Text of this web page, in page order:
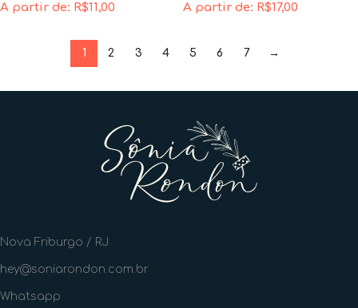
A partir de: R$11,00 A partir de: R$17,00
1 2 3 4 5 6 7 →
Nova Friburgo / RJ
hey@soniarondon.com.br
Whatsapp